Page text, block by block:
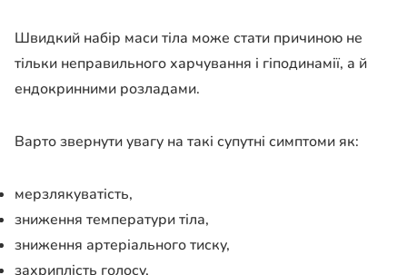
Швидкий набір маси тіла може стати причиною не
тільки неправильного харчування і гіподинамії, а й
ендокринними розладами.
Варто звернути увагу на такі супутні симптоми як:
мерзлякуватість,
зниження температури тіла,
зниження артеріального тиску,
захриплість голосу,